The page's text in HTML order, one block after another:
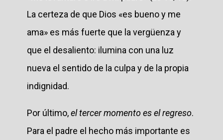
La certeza de que Dios «es bueno y me
ama» es más fuerte que la vergüenza y
que el desaliento: ilumina con una luz
nueva el sentido de la culpa y de la propia
indignidad.
Por último,el tercer momento es el regreso.
Para el padre el hecho más importante es